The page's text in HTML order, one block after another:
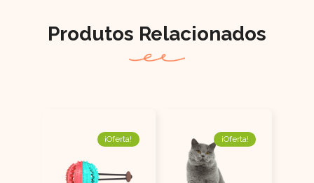
Produtos Relacionados
¡Oferta! ¡Oferta!